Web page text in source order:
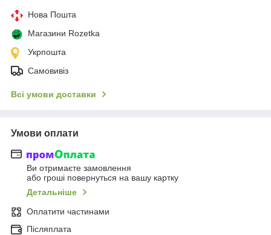
Нова Пошта
Магазини Rozetka
Укрпошта
Самовивіз
Всі умови доставки
Умови оплати
Ви отримаєте замовлення
або гроші повернуться на вашу картку
Детальніше
Оплатити частинами
Післяплата